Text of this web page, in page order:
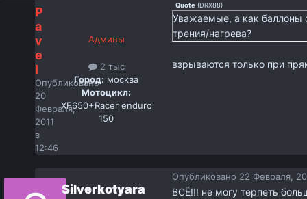
P
a
v
e
l
Опубликовано
20
Февраля,
2011
в
12:46
Админы
2 тыс
Город: москва
Мотоцикл:
XF650+Racer enduro
150
Quote (DRX88)
Уважаемые, а как баллоны
трения/нагрева?
взрываются только при
Silverkotyara
Опубликовано 22 Февраля,
ВСЁ!!! не могу терпеть